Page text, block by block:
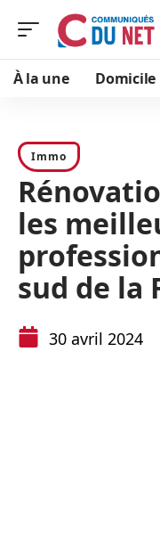
À la une Domicile
Immo
les
sud de la
30 avril 2024